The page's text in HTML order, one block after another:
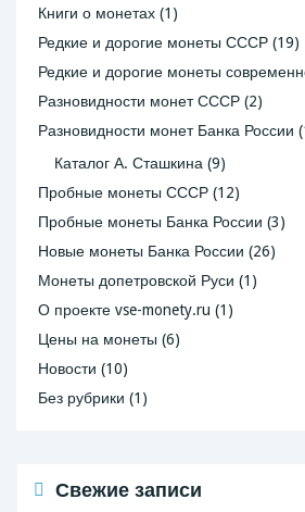
Книги о монетах (1)
Редкие и дорогие монеты СССР (19)
Редкие и дорогие монеты
Разновидности монет СССР (2)
Разновидности монет Банка России
Каталог А. Сташкина (9)
Пробные монеты СССР (12)
Пробные монеты Банка России (3)
Новые монеты Банка России (26)
Монеты допетровской Руси (1)
О проекте vse-monety.ru (1)
Цены на монеты (6)
Новости (10)
Без рубрики (1)
Свежие записи